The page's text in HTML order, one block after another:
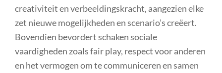
creativiteit en verbeeldingskracht, aangezien elke
zet nieuwe mogelijkheden en scenario’s creëert.
Bovendien bevordert schaken sociale
vaardigheden zoals fair play, respect voor anderen
en het vermogen om te communiceren en samen